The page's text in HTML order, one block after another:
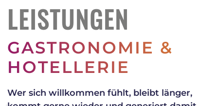
LEISTUNGEN
GASTRONOMIE &
HOTELLERIE
Wer sich willkommen fühlt, bleibt länger,